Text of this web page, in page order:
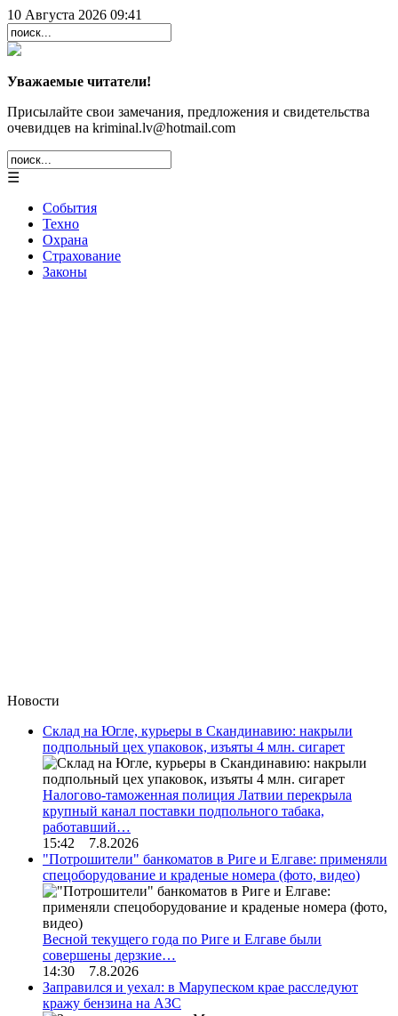
10 Августа 2026 09:41
Уважаемые читатели!
Присылайте свои замечания, предложения и свидетельства
очевидцев на kriminal.lv@hotmail.com
☰
События
Техно
Охрана
Страхование
Законы
Новости
Склад на Югле, курьеры в Скандинавию: накрыли
подпольный цех упаковок, изъяты 4 млн. сигарет
Налогово-таможенная полиция Латвии перекрыла
крупный канал поставки подпольного табака,
работавший…
15:42 7.8.2026
"Потрошители" банкоматов в Риге и Елгаве: применяли
спецоборудование и краденые номера (фото, видео)
Весной текущего года по Риге и Елгаве были
совершены дерзкие…
14:30 7.8.2026
Заправился и уехал: в Марупеском крае расследуют
кражу бензина на АЗС